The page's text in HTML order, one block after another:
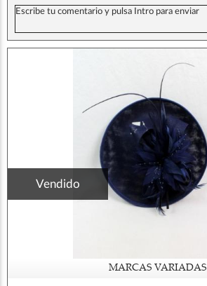
Vendido
MARCAS VARIADAS